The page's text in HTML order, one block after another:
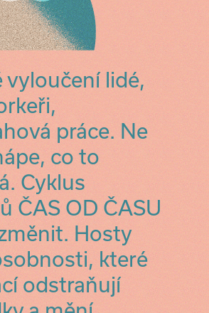
vyloučení lidé,
práce. Ne
co to
Cyklus
ČAS OD ČASU
Hosty
které
odstraňují